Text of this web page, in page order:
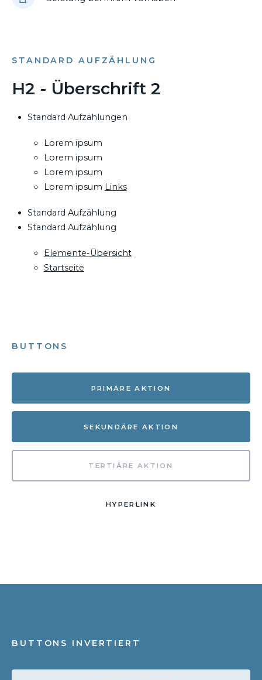
STANDARD AUFZÄHLUNG
H2 - Überschrift 2
Standard Aufzählungen
Lorem ipsum
Lorem ipsum
Lorem ipsum
Lorem ipsum Links
Standard Aufzählung
Standard Aufzählung
Elemente-Übersicht
Startseite
BUTTONS
PRIMÄRE AKTION
SEKUNDÄRE AKTION
TERTIÄRE AKTION
HYPERLINK
BUTTONS INVERTIERT